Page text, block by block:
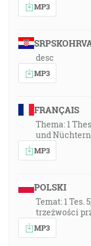
MP3
desc
MP3
FRANÇAIS
Thema: 1
und
MP3
POLSKI
Temat: 1
trzeżwości
MP3